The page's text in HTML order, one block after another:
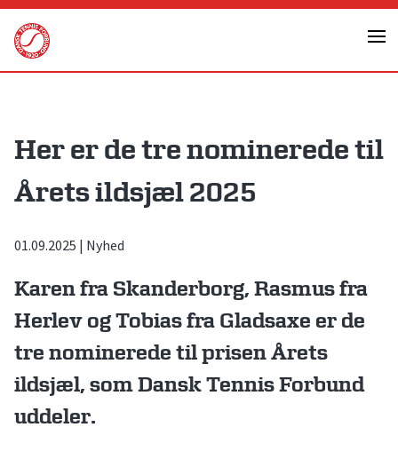
Skip
content
Her er de tre nominerede til
Årets ildsjæl 2025
01.09.2025 | Nyhed
Karen fra Skanderborg, Rasmus fra
Herlev og Tobias fra Gladsaxe er de
tre nominerede til prisen Årets
ildsjæl, som Dansk Tennis Forbund
uddeler.